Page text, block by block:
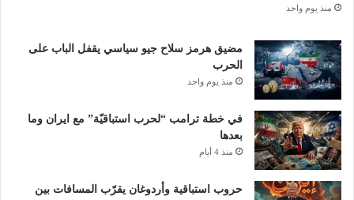
منذ يوم واحد
مضيق هرمز سلاح جيو سياسي يقفل الباب على
الحرب
منذ يوم واحد
في خطة ترامب “لحرب استباقيّة” مع ايران وما
بعدها
منذ 4 أيام
حروب استباقية وأردوغان يقرّب المسافات بين